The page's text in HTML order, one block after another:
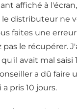
affiché à
le distributeur ne
faites une
pas le récupérer.
avait mal saisi
a dû faire
pris 10 jours.